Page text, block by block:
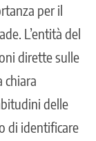
per il
L’entità del
dirette sulle
chiara
delle
di identificare